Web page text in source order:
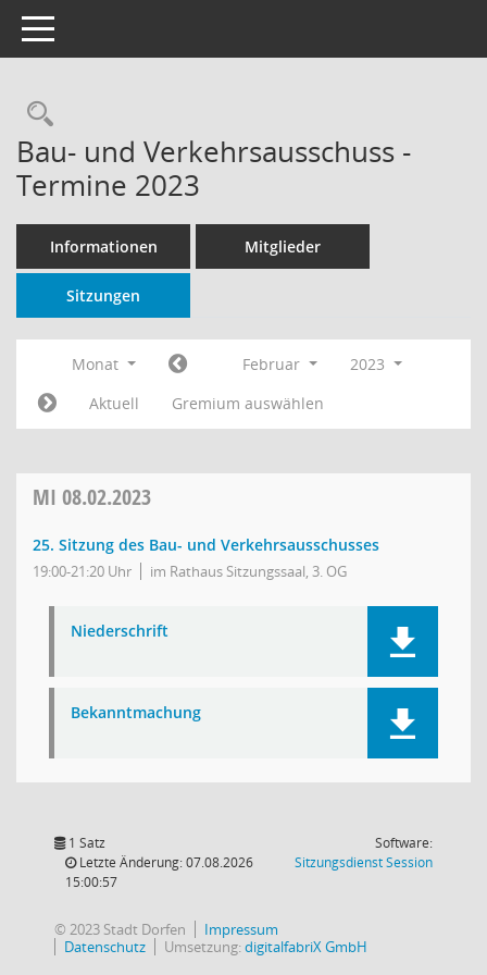
Toggle navigation
Rechercheauswahl
Bau- und Verkehrsausschuss -
Termine 2023
Informationen Mitglieder
Sitzungen
Monat Februar
2023
Aktuell
Gremium auswählen
MI 08.02.2023
25. Sitzung des Bau- und Verkehrsausschusses
19:00-21:20 Uhr im Rathaus Sitzungssaal, 3. OG
Niederschrift
Bekanntmachung
1 Satz
Letzte Änderung: 07.08.2026
15:00:57
Software:
SitzungsdienstSession(Wird in
© 2023 Stadt Dorfen
Impressum
Datenschutz
Umsetzung:digitalfabriX GmbH